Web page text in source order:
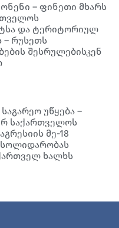
– ფინეთი მხარს
და ტერიტორიულ
– რუსეთს
შესრულებისკენ
უწყება –
საქართველოს
მე-18
ხალხს